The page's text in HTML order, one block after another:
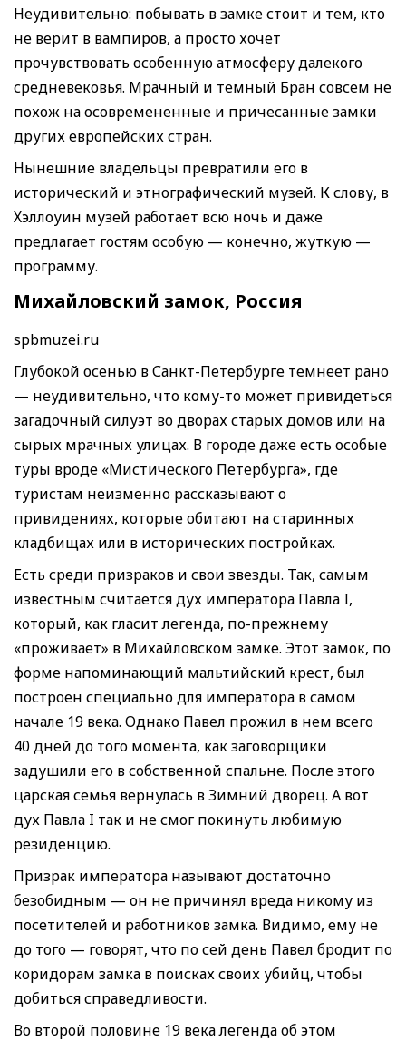
Неудивительно: побывать в замке стоит и тем, кто
не верит в вампиров, а просто хочет
прочувствовать особенную атмосферу далекого
средневековья. Мрачный и темный Бран совсем не
похож на осовремененные и причесанные замки
других европейских стран.
Нынешние владельцы превратили его в
исторический и этнографический музей. К слову, в
Хэллоуин музей работает всю ночь и даже
предлагает гостям особую — конечно, жуткую —
программу.
Михайловский замок, Россия
spbmuzei.ru
Глубокой осенью в Санкт-Петербурге темнеет рано
— неудивительно, что кому-то может привидеться
загадочный силуэт во дворах старых домов или на
сырых мрачных улицах. В городе даже есть особые
туры вроде «Мистического Петербурга», где
туристам неизменно рассказывают о
привидениях, которые обитают на старинных
кладбищах или в исторических постройках.
Есть среди призраков и свои звезды. Так, самым
известным считается дух императора Павла I,
который, как гласит легенда, по-прежнему
«проживает» в Михайловском замке. Этот замок, по
форме напоминающий мальтийский крест, был
построен специально для императора в самом
начале 19 века. Однако Павел прожил в нем всего
40 дней до того момента, как заговорщики
задушили его в собственной спальне. После этого
царская семья вернулась в Зимний дворец. А вот
дух Павла I так и не смог покинуть любимую
резиденцию.
Призрак императора называют достаточно
безобидным — он не причинял вреда никому из
посетителей и работников замка. Видимо, ему не
до того — говорят, что по сей день Павел бродит по
коридорам замка в поисках своих убийц, чтобы
добиться справедливости.
Во второй половине 19 века легенда об этом